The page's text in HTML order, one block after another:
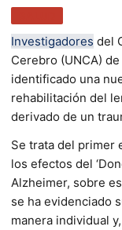
Investigadores del
Cerebro (UNCA)
identificado una
rehabilitación del
derivado de un
Se trata del primer
los efectos del
Alzheimer, sobre
se ha evidenciado
manera individual